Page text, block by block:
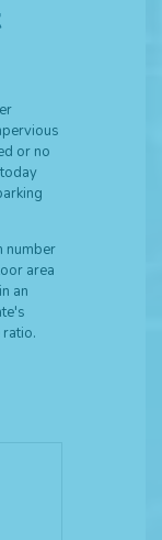
or no
number
area
an